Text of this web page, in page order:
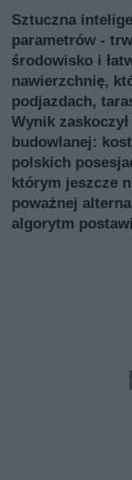
Sztuczna
parametrów -
środowisko i
nawierzchnię,
podjazdach,
Wynik
budowlanej:
polskich
którym jeszcze
poważnej
algorytm